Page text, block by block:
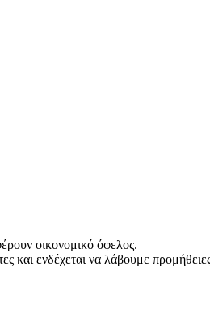
οικονομικό όφελος.
ενδέχεται να λάβουμε